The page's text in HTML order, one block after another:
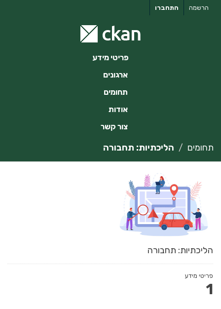
התחברו הרשמה
פריטי מידע
ארגונים
תחומים
אודות
צור קשר
תחומים הליכתיות: תחבורה
הליכתיות: תחבורה
פריטי מידע
1